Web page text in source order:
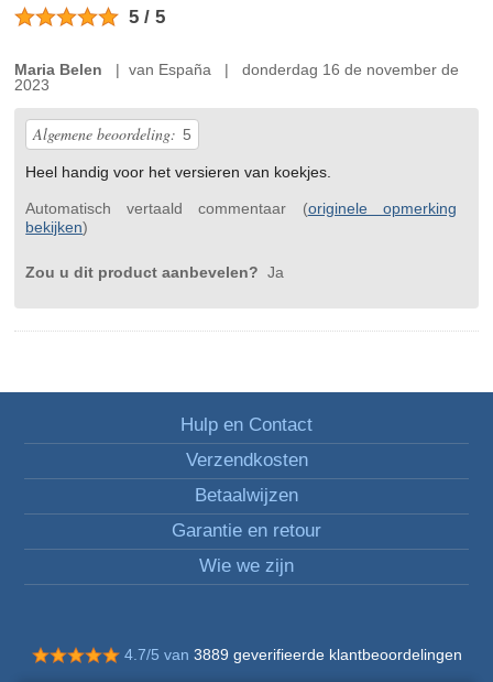
5 / 5
Maria Belen | van España | donderdag 16 de november de
2023
Algemene beoordeling: 5
Heel handig voor het versieren van koekjes.
Automatisch vertaald commentaar (originele opmerking
bekijken)
Zou u dit product aanbevelen? Ja
Hulp en Contact
Verzendkosten
Betaalwijzen
Garantie en retour
Wie we zijn
4.7/5 van 3889 geverifieerde klantbeoordelingen